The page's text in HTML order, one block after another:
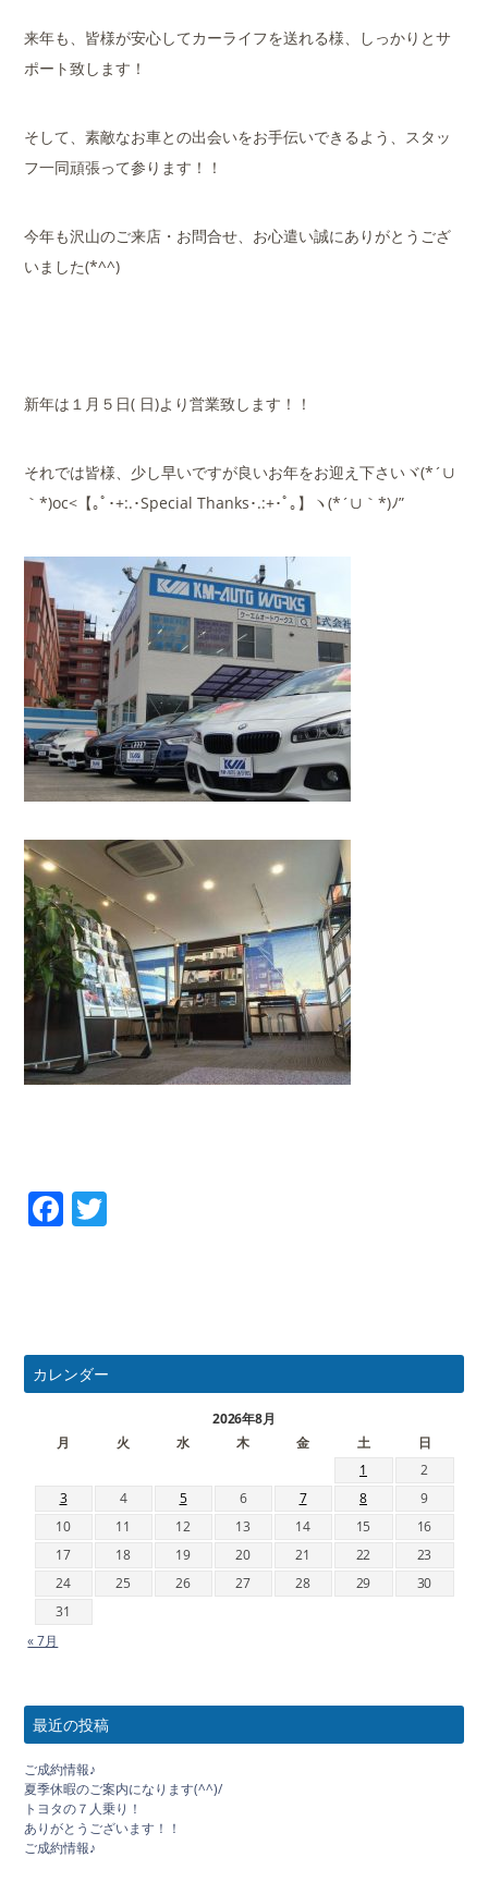
来年も、皆様が安心してカーライフを送れる様、しっかりとサ
ポート致します！
そして、素敵なお車との出会いをお手伝いできるよう、スタッ
フ一同頑張って参ります！！
今年も沢山のご来店・お問合せ、お心遣い誠にありがとうござ
いました(*^^)
新年は１月５日( 日)より営業致します！！
それでは皆様、少し早いですが良いお年をお迎え下さいヾ(*´∪
｀*)oc<【｡ﾟ･+:.･Special Thanks･.:+･ﾟ｡】ヽ(*´∪｀*)ﾉ”
Facebook
カレンダー
2026年8月
月
火 水 木 金 土
日
1
2
3
4 5 6 7 8
9
10
11 12 13 14 15
16
17
18 19 20 21 22
23
24
25 26 27 28 29
30
31
« 7月
最近の投稿
ご成約情報♪
夏季休暇のご案内になります(^^)/
トヨタの７人乗り！
ありがとうございます！！
ご成約情報♪